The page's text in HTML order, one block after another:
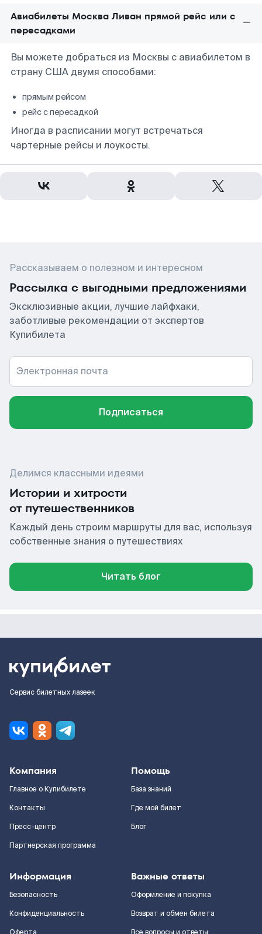
Авиабилеты Москва Ливан прямой рейс или с
пересадками
Вы можете добраться из Москвы с авиабилетом в
страну США двумя способами:
прямым рейсом
рейс с пересадкой
Иногда в расписании могут встречаться
чартерные рейсы и лоукосты.
Рассказываем о полезном и интересном
Рассылка с выгодными предложениями
Эксклюзивные акции, лучшие лайфхаки,
заботливые рекомендации от экспертов
Купибилета
Электронная почта
Подписаться
Делимся классными идеями
Истории и хитрости
от путешественников
Каждый день строим маршруты для вас, используя
собственные знания о путешествиях
Читать блог
Сервис билетных лазеек
Компания
Главное о Купибилете
Контакты
Пресс-центр
Партнерская программа
Помощь
База знаний
Где мой билет
Блог
Информация
Безопасность
Конфиденциальность
Важные ответы
Оформление и покупка
Возврат и обмен билета